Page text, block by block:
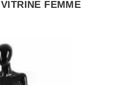
FEMME